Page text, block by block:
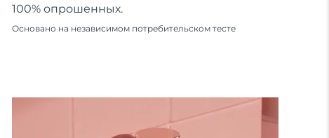
100% опрошенных.
Основано на независимом потребительском тесте